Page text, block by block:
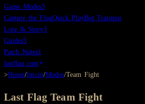
Game Modes3
Capture the FlagQuick PlayBot Training
Lore & Story3
Guides3
Patch Notes1
lastflag.com
>Home/Inicio/Modos/Team Fight
Last FlagTeam Fight